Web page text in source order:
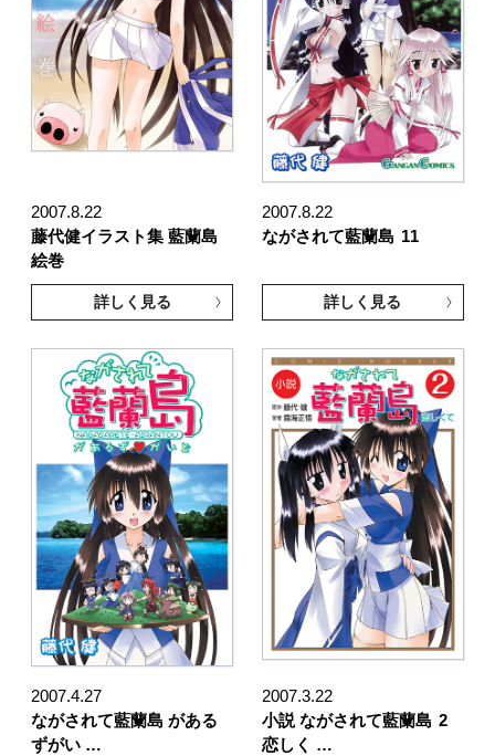
2007.8.22
藤代健イラスト集 藍蘭島
絵巻
詳しく見る
2007.8.22
ながされて藍蘭島 11
詳しく見る
2007.4.27
ながされて藍蘭島 がある
ずがい …
2007.3.22
小説 ながされて藍蘭島 2
恋しく …